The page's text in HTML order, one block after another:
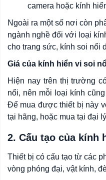
camera hoặc kính
Ngoài ra một số nơi còn
ngành nghề đối với loại
cho trang sức, kính soi nổi
Giá của kính hiển vi soi
Hiện nay trên thị trường
nổi, nên mỗi loại kính
Để mua được thiết bị này
tại hãng, hoặc mua tại đại
2. Cấu tạo của kính
Thiết bị có cấu tạo từ các
vòng phóng đại, vật kính,